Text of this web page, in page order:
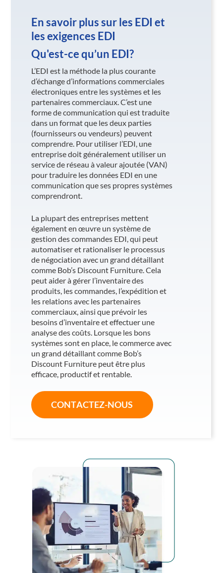
En savoir plus sur les EDI et
les exigences EDI
Qu'est-ce qu’un EDI?
L’EDI est la méthode la plus courante
d’échange d’informations commerciales
électroniques entre les systèmes et les
partenaires commerciaux. C’est une
forme de communication qui est traduite
dans un format que les deux parties
(fournisseurs ou vendeurs) peuvent
comprendre. Pour utiliser l’EDI, une
entreprise doit généralement utiliser un
service de réseau à valeur ajoutée (VAN)
pour traduire les données EDI en une
communication que ses propres systèmes
comprendront.
La plupart des entreprises mettent
également en œuvre un système de
gestion des commandes EDI, qui peut
automatiser et rationaliser le processus
de négociation avec un grand détaillant
comme Bob’s Discount Furniture. Cela
peut aider à gérer l’inventaire des
produits, les commandes, l’expédition et
les relations avec les partenaires
commerciaux, ainsi que prévoir les
besoins d’inventaire et effectuer une
analyse des coûts. Lorsque les bons
systèmes sont en place, le commerce avec
un grand détaillant comme Bob’s
Discount Furniture peut être plus
efficace, productif et rentable.
CONTACTEZ-NOUS